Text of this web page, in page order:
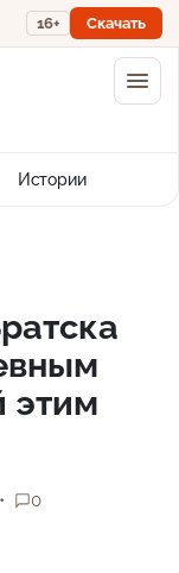
16+ Скачать
Истории
этим
0